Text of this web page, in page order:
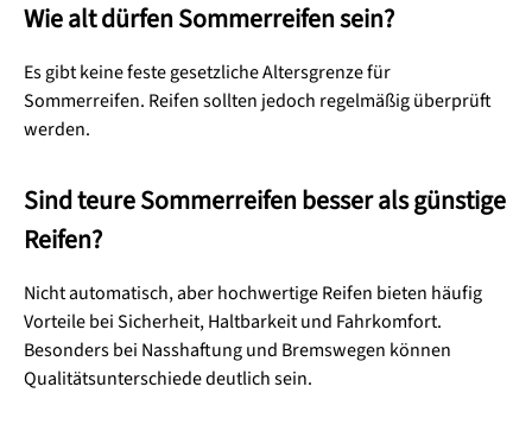
Wie alt dürfen Sommerreifen sein?
Es gibt keine feste gesetzliche Altersgrenze für
Sommerreifen. Reifen sollten jedoch regelmäßig überprüft
werden.
Sind teure Sommerreifen besser als günstige
Reifen?
Nicht automatisch, aber hochwertige Reifen bieten häufig
Vorteile bei Sicherheit, Haltbarkeit und Fahrkomfort.
Besonders bei Nasshaftung und Bremswegen können
Qualitätsunterschiede deutlich sein.